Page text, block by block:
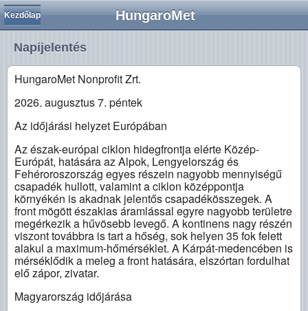
HungaroMet
Kezdőlap
Napijelentés
HungaroMet Nonprofit Zrt.
2026. augusztus 7. péntek
Az időjárási helyzet Európában
Az észak-európai ciklon hidegfrontja elérte Közép-
Európát, hatására az Alpok, Lengyelország és
Fehéroroszország egyes részein nagyobb mennyiségű
csapadék hullott, valamint a ciklon középpontja
környékén is akadnak jelentős csapadékösszegek. A
front mögött északias áramlással egyre nagyobb területre
megérkezik a hűvösebb levegő. A kontinens nagy részén
viszont továbbra is tart a hőség, sok helyen 35 fok felett
alakul a maximum-hőmérséklet. A Kárpát-medencében is
mérséklődik a meleg a front hatására, elszórtan fordulhat
elő zápor, zivatar.
Magyarország időjárása